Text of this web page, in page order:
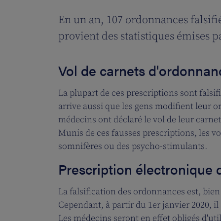
En un an, 107 ordonnances
provient des statistiques émises
Vol de carnets
La plupart de ces prescriptions sont
arrive aussi que les gens modifient leur
médecins ont déclaré le vol de leur
Munis de ces fausses prescriptions, les
somnifères ou des psycho-stimulants.
Prescription électronique
La falsification des ordonnances est,
Cependant, à partir du 1er janvier 2020,
Les médecins seront en effet obligés